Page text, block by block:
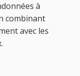
à
combinant
avec les